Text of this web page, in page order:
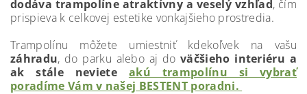
dodáva trampolíne atraktívny a veselý vzhľad, čím
prispieva k celkovej estetike vonkajšieho prostredia.
Trampolínu môžete umiestniť kdekoľvek na vašu
záhradu, do parku alebo aj doväčšieho interiéru a
ak stále neviete akú trampolínu si vybrať
poradíme Vám v našej BESTENT poradni.